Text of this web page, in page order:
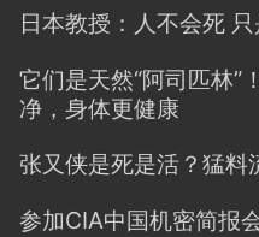
日本教授：人不会死
它们是天然“阿司匹林”
净，身体更健康
张又侠是死是活？猛料
参加CIA中国机密简报